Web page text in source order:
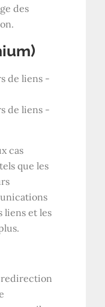
des
cas
que les
liens et les
redirection